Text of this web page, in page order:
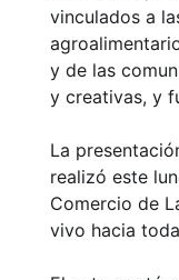
vinculados a
y de las
y creativas, y
La
realizó este
Comercio de
vivo hacia